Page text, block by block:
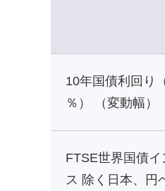
10年国債利回り
％） （変動幅）
FTSE世界国債イ
ス 除く日本、円